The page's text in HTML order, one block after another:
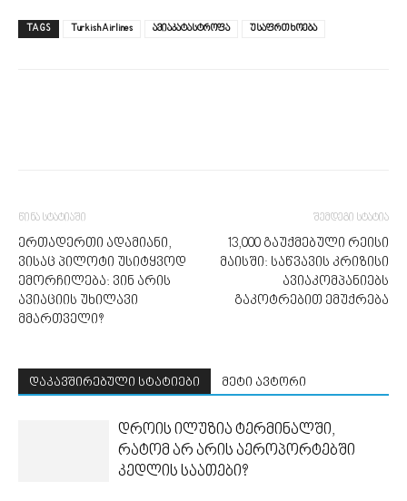
TAGS Turkish Airlines ავიაკატასტროფა უსაფრთხოება
წინა სტატიაში
ერთადერთი ადამიანი,
ვისაც პილოტი უსიტყვოდ
ემორჩილება: ვინ არის
ავიაციის უხილავი
მმართველი?
შემდეგი სტატია
13,000 გაუქმებული რეისი
მაისში: საწვავის კრიზისი
ავიაკომპანიებს
გაკოტრებით ემუქრება
დაკავშირებული სტატიები მეტი ავტორი
დროის ილუზია ტერმინალში,
რატომ არ არის აეროპორტებში
კედლის საათები?